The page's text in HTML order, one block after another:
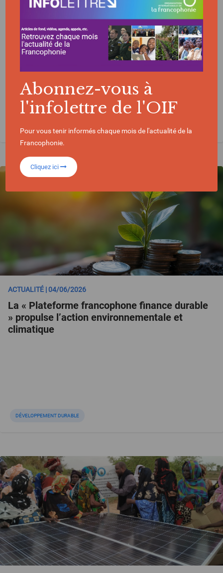
Pourquoi les financements climat et
biodiversité ne parviennent-ils pas toujours
sur le terrain ?
ACTUALITÉ | 04/06/2026
La « Plateforme francophone finance durable
» propulse l’action environnementale et
climatique
DÉVELOPPEMENT DURABLE
Abonnez-vous à
l'infolettre de l'OIF
Pour vous tenir informés chaque mois de l'actualité de la
Francophonie.
Cliquez ici